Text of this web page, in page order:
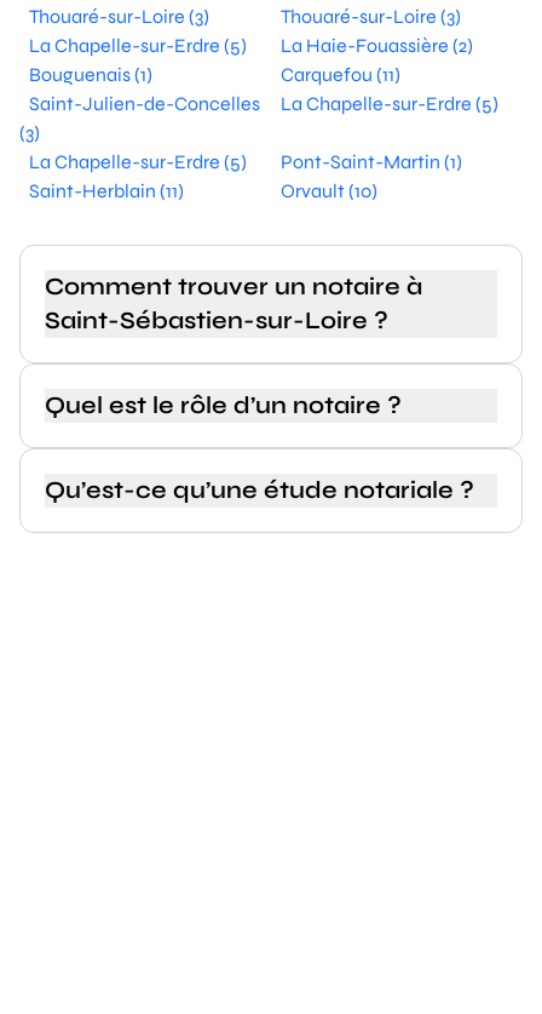
Thouaré-sur-Loire (3)
Thouaré-sur-Loire (3)
La Chapelle-sur-Erdre (5)
La Haie-Fouassière (2)
Bouguenais (1)
Carquefou (11)
Saint-Julien-de-Concelles
(3)
La Chapelle-sur-Erdre (5)
La Chapelle-sur-Erdre (5)
Pont-Saint-Martin (1)
Saint-Herblain (11)
Orvault (10)
Comment trouver un notaire à
Saint-Sébastien-sur-Loire ?
Quel est le rôle d’un notaire ?
Qu’est-ce qu’une étude notariale ?